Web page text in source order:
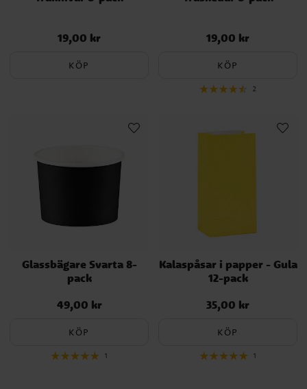
Pris:19,00 kr
19,00 kr
KÖP
Pris:19,00 kr
19,00 kr
KÖP
2
Glassbägare Svarta 8-
pack
Pris:49,00 kr
49,00 kr
KÖP
1
Kalaspåsar i papper - Gula
12-pack
Pris:35,00 kr
35,00 kr
KÖP
1